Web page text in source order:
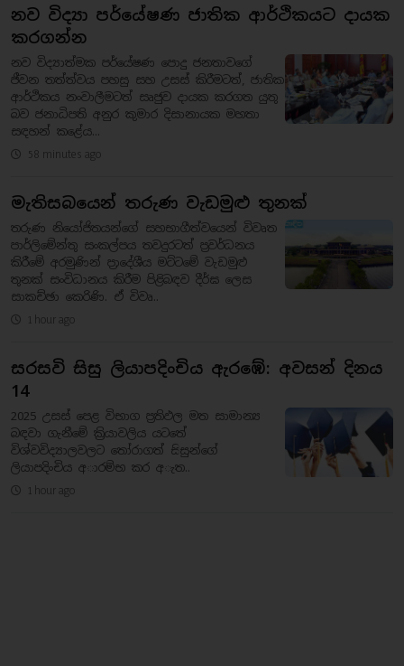
නව විද්‍යා පර්යේෂණ ජාතික ආර්ථිකයට දායක
කරගන්න
නව විද්‍යාත්මක පර්යේෂණ පොදු ජනතාවගේ
ජීවන තත්ත්වය පහසු සහ උසස් කිරීමටත්, ජාතික
ආර්ථිකය නංවාලීමටත් සෘජුව දායක කරගත යුතු
බව ජනාධිපති අනුර කුමාර දිසානායක මහතා
සඳහන් කළේය...
58 minutes ago
මැතිසබයෙන් තරුණ වැඩමුළු තුනක්
තරුණ නියෝජිතයන්ගේ සහභාගීත්වයෙන් විවෘත
පාර්ලිමේන්තු සංකල්පය තවදුරටත් ප්‍රවර්ධනය
කිරීමේ අරමුණින් ප්‍රාදේශීය මට්ටමේ වැඩමුළු
තුනක් සංවිධානය කිරීම පිළිබඳව දීර්ඝ ලෙස
සාකච්ඡා කෙරිණි. ඒ විවෘ..
1 hour ago
සරසවි සිසු ලියාපදිංචිය ඇරඹේ: අවසන් දිනය
14
2025 උසස් පෙළ විභාග ප්‍රතිඵල මත සාමාන්‍ය
බඳවා ගැනීමේ ක්‍රියාවලිය යටතේ
විශ්වවිද්‍යාලවලට තෝරාගත් සිසුන්ගේ
ලියාපදිංචිය අාරම්භ කර අැත..
1 hour ago